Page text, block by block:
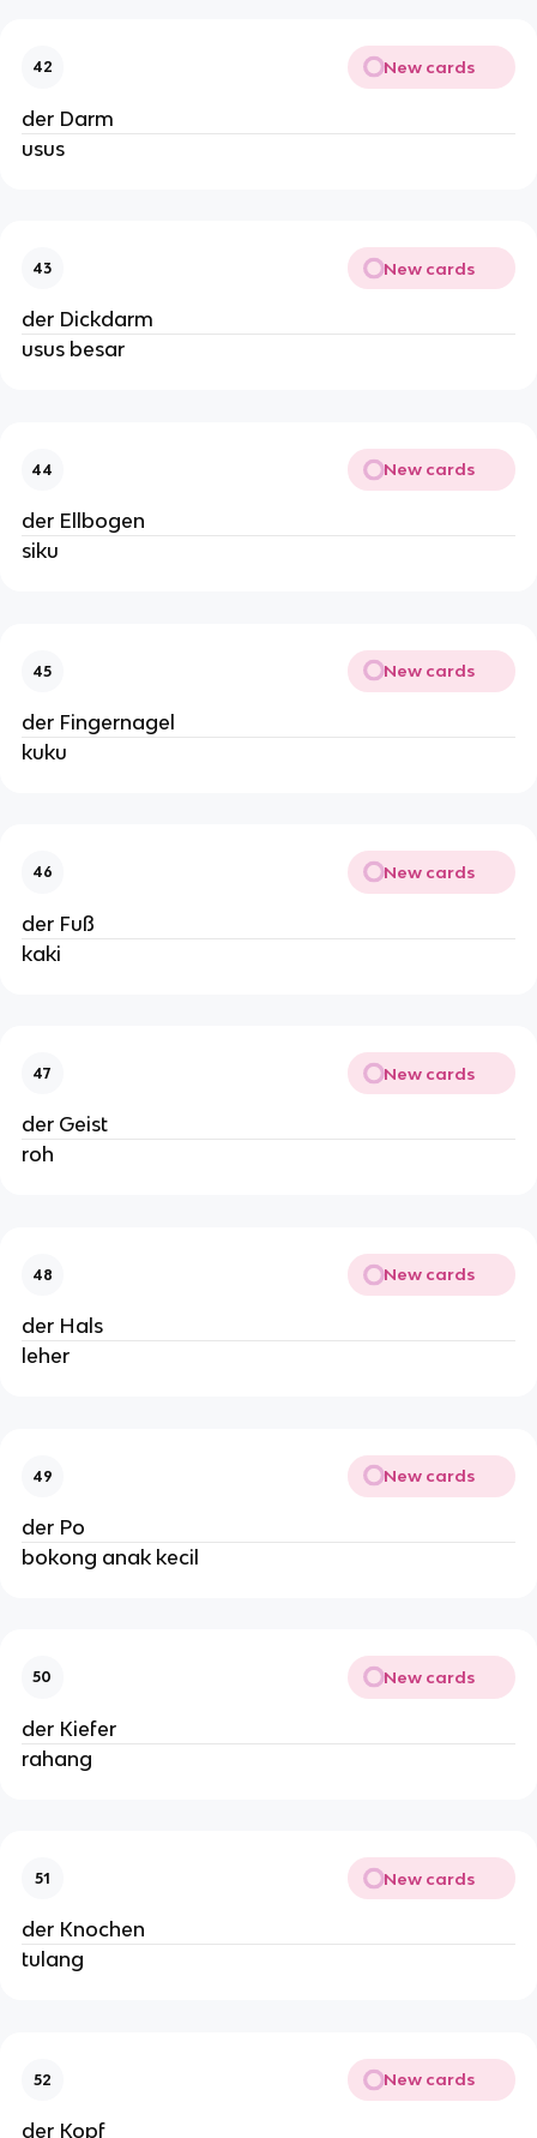
42 New cards
der Darm
usus
43 New cards
der Dickdarm
usus besar
44 New cards
der Ellbogen
siku
45 New cards
der Fingernagel
kuku
46 New cards
der Fuß
kaki
47 New cards
der Geist
roh
48 New cards
der Hals
leher
49 New cards
der Po
bokong anak kecil
50 New cards
der Kiefer
rahang
51 New cards
der Knochen
tulang
52 New cards
der Kopf